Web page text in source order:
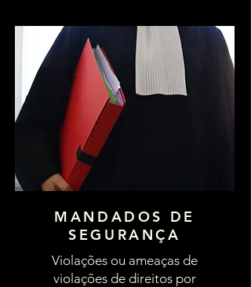
MANDADOS DE
SEGURANÇA
Violações ou ameaças de
violações de direitos por